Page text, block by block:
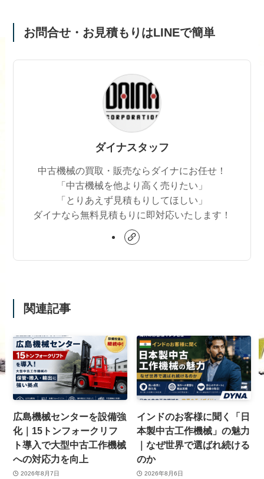
お問合せ・お見積もりはLINEで簡単
ダイナスタッフ
中古機械の買取・販売ならダイナにお任せ！
「中古機械を他より高く売りたい」
「とりあえず見積もりしてほしい」
ダイナなら無料見積もりに即対応いたします！
関連記事
広島機械センターを設備強
化｜15トンフォークリフ
ト導入で大型中古工作機械
への対応力を向上
2026年8月7日
インドのお客様に聞く「日
本製中古工作機械」の魅力
｜なぜ世界で選ばれ続ける
のか
2026年8月6日